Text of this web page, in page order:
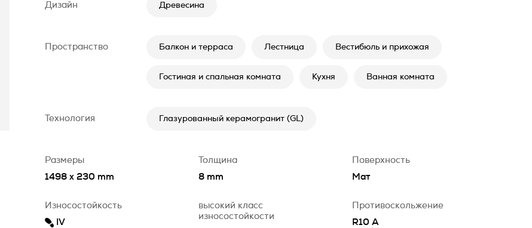
Дизайн Древесина
Пространство Балкон и терраса Лестница Вестибюль и прихожая
Гостиная и спальная комната Кухня Ванная комната
Технология Глазурованный керамогранит (GL)
Размеры
1498 x 230 mm
Толщина
8 mm
Поверхность
Мат
Износостойкость
IV
высокий класс
износостойкости
Противоскольжение
R10 A